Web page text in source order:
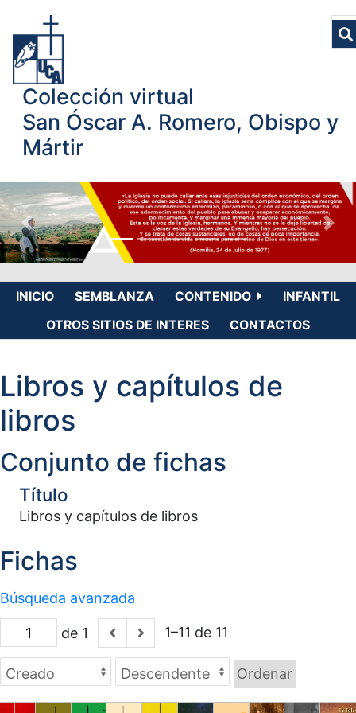
Colección virtual
San Óscar A. Romero, Obispo y
Mártir
INICIO SEMBLANZA CONTENIDO
INFANTIL
OTROS SITIOS DE INTERES
CONTACTOS
Libros y capítulos de
libros
Conjunto de fichas
Título
Libros y capítulos de libros
Fichas
de 1 1–11 de 11
Búsqueda avanzada
Ordenar